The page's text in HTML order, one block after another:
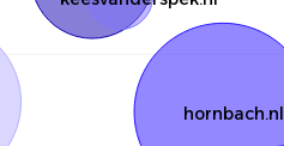
hornbach.nl